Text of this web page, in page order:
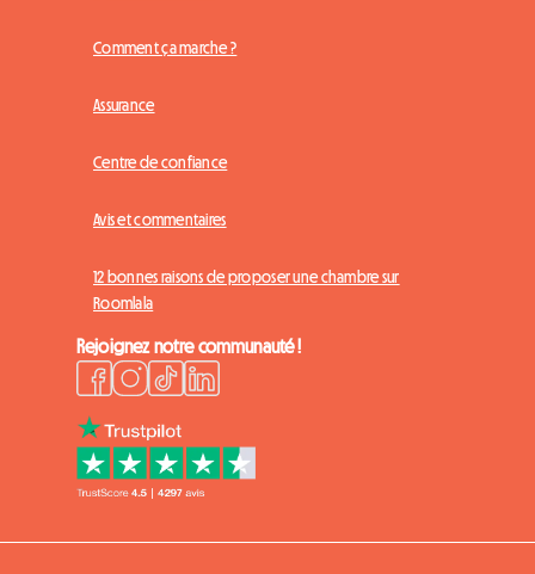
Comment ça marche ?
Assurance
Centre de confiance
Avis et commentaires
12 bonnes raisons de proposer une chambre sur
Roomlala
Rejoignez notre communauté !